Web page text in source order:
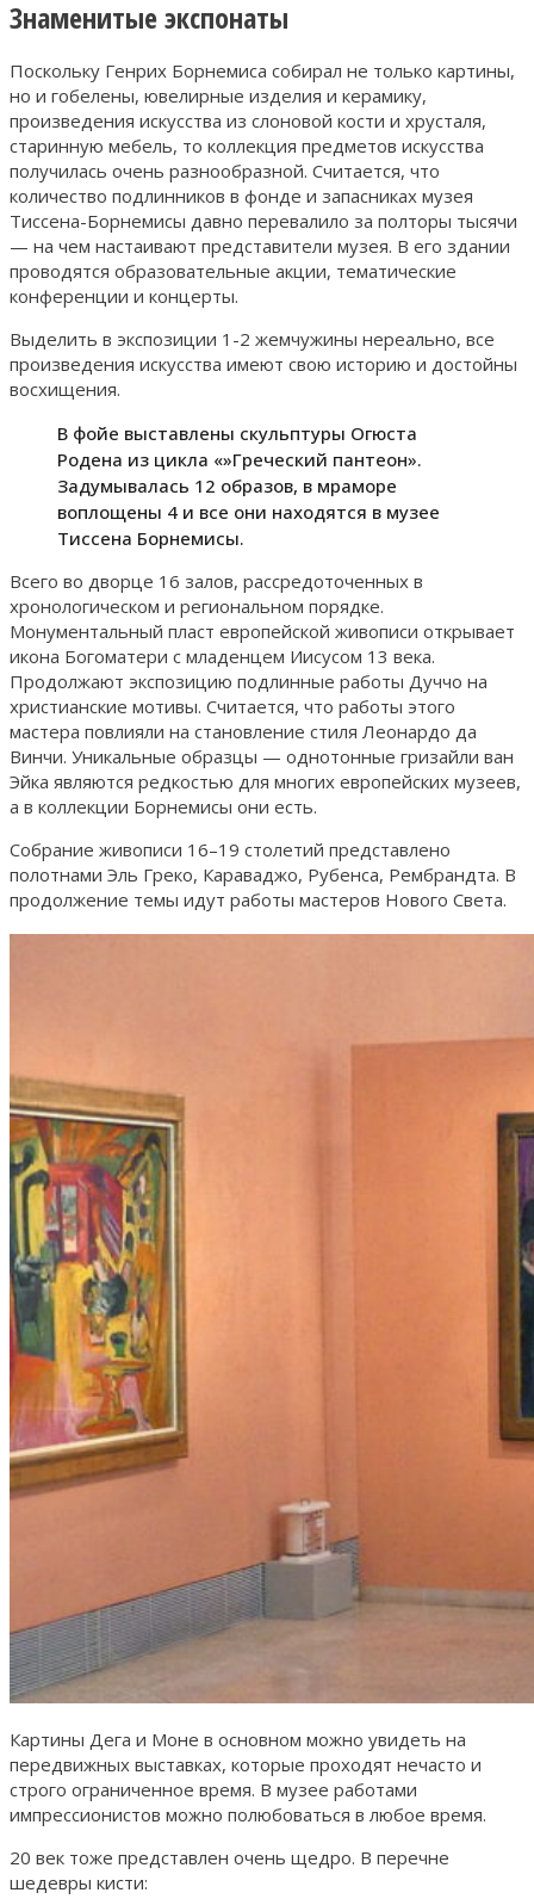
Знаменитые экспонаты
Поскольку Генрих Борнемиса собирал не только картины,
но и гобелены, ювелирные изделия и керамику,
произведения искусства из слоновой кости и хрусталя,
старинную мебель, то коллекция предметов искусства
получилась очень разнообразной. Считается, что
количество подлинников в фонде и запасниках музея
Тиссена-Борнемисы давно перевалило за полторы тысячи
— на чем настаивают представители музея. В его здании
проводятся образовательные акции, тематические
конференции и концерты.
Выделить в экспозиции 1-2 жемчужины нереально, все
произведения искусства имеют свою историю и достойны
восхищения.
В фойе выставлены скульптуры Огюста
Родена из цикла «»Греческий пантеон».
Задумывалась 12 образов, в мраморе
воплощены 4 и все они находятся в музее
Тиссена Борнемисы.
Всего во дворце 16 залов, рассредоточенных в
хронологическом и региональном порядке.
Монументальный пласт европейской живописи открывает
икона Богоматери с младенцем Иисусом 13 века.
Продолжают экспозицию подлинные работы Дуччо на
христианские мотивы. Считается, что работы этого
мастера повлияли на становление стиля Леонардо да
Винчи. Уникальные образцы — однотонные гризайли ван
Эйка являются редкостью для многих европейских музеев,
а в коллекции Борнемисы они есть.
Собрание живописи 16–19 столетий представлено
полотнами Эль Греко, Караваджо, Рубенса, Рембрандта. В
продолжение темы идут работы мастеров Нового Света.
Картины Дега и Моне в основном можно увидеть на
передвижных выставках, которые проходят нечасто и
строго ограниченное время. В музее работами
импрессионистов можно полюбоваться в любое время.
20 век тоже представлен очень щедро. В перечне
шедевры кисти: